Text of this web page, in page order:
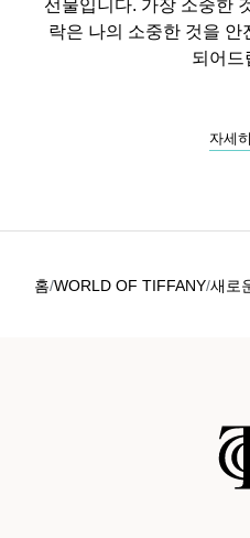
락은 나의 소중한 것을
되어드
자세
홈 WORLD OF TIFFANY 새로